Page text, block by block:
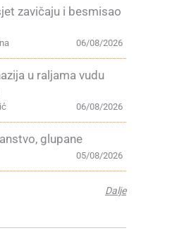
zavičaju i besmisao
06/08/2026
u raljama vudu
06/08/2026
glupane
05/08/2026
Dalje